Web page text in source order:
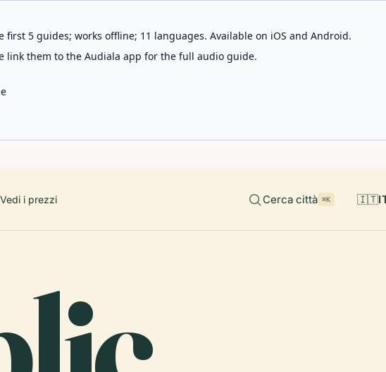
5 guides; works offline; 11 languages. Available on iOS and Android.
link them to the Audiala app for the full audio guide.
Vedi i prezzi Cerca città ⌘K 🇮🇹